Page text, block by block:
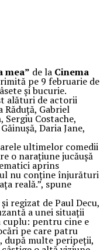
mea” de la Cinema
pe 9 februarie de
și bucurie.
alături de actorii
Răduță, Gabriel
Sergiu Costache,
Daria Jane,
ultimelor comedii
o narațiune jucăușă
aprins
nu conține înjurături
reală.”, spune
regizat de Paul Decu,
a unei situații
pentru cine e
pe care patru
după multe peripeții,